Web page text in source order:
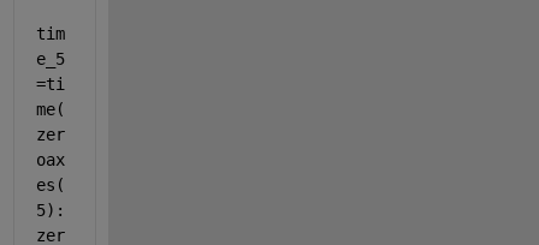
tim
e_5
=ti
me(
zer
oax
es(
5):
zer